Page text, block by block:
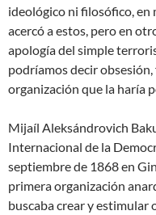
ideológico ni filosófico, en
acercó a estos, pero en
apología del simple
podríamos decir
organización que la haría
Mijaíl Aleksándrovich
Internacional de la
septiembre de 1868 en
primera organización
buscaba crear y estimular